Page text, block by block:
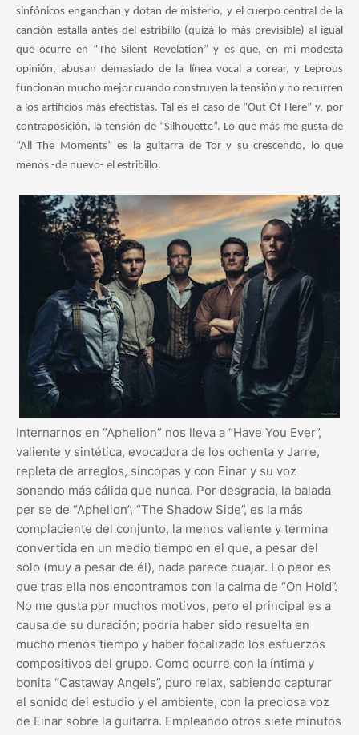
sinfónicos enganchan y dotan de misterio, y el cuerpo central de la
canción estalla antes del estribillo (quizá lo más previsible) al igual
que ocurre en “The Silent Revelation” y es que, en mi modesta
opinión, abusan demasiado de la línea vocal a corear, y Leprous
funcionan mucho mejor cuando construyen la tensión y no recurren
a los artificios más efectistas. Tal es el caso de “Out Of Here” y, por
contraposición, la tensión de “Silhouette”. Lo que más me gusta de
“All The Moments” es la guitarra de Tor y su crescendo, lo que
menos -de nuevo- el estribillo.
Internarnos en “Aphelion” nos lleva a “Have You Ever”,
valiente y sintética, evocadora de los ochenta y Jarre,
repleta de arreglos, síncopas y con Einar y su voz
sonando más cálida que nunca. Por desgracia, la balada
per se de “Aphelion”, “The Shadow Side”, es la más
complaciente del conjunto, la menos valiente y termina
convertida en un medio tiempo en el que, a pesar del
solo (muy a pesar de él), nada parece cuajar. Lo peor es
que tras ella nos encontramos con la calma de “On Hold”.
No me gusta por muchos motivos, pero el principal es a
causa de su duración; podría haber sido resuelta en
mucho menos tiempo y haber focalizado los esfuerzos
compositivos del grupo. Como ocurre con la íntima y
bonita “Castaway Angels”, puro relax, sabiendo capturar
el sonido del estudio y el ambiente, con la preciosa voz
de Einar sobre la guitarra. Empleando otros siete minutos